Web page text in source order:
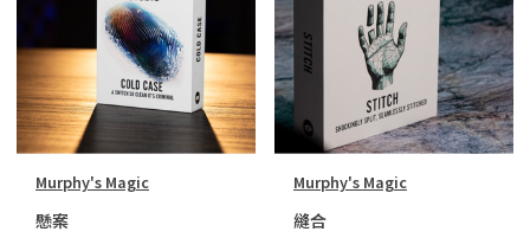
Murphy's Magic
懸案
Murphy's Magic
縫合